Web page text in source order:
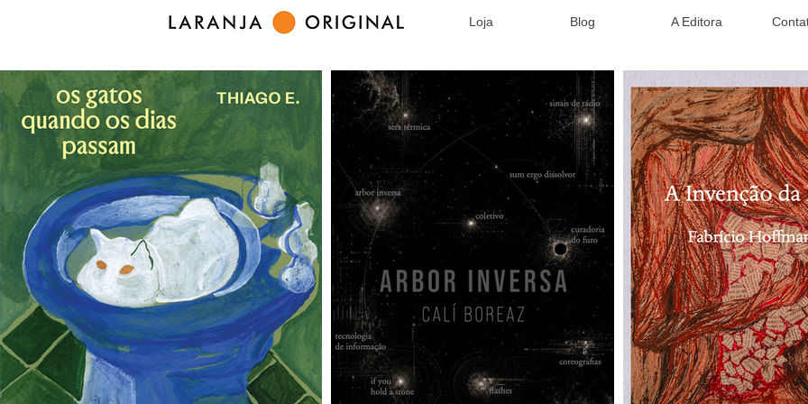
Loja Blog A Editora